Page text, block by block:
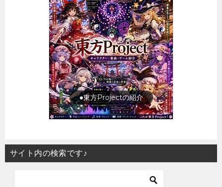
旅行の前に旅行先をチェック
サイト内の検索です♪